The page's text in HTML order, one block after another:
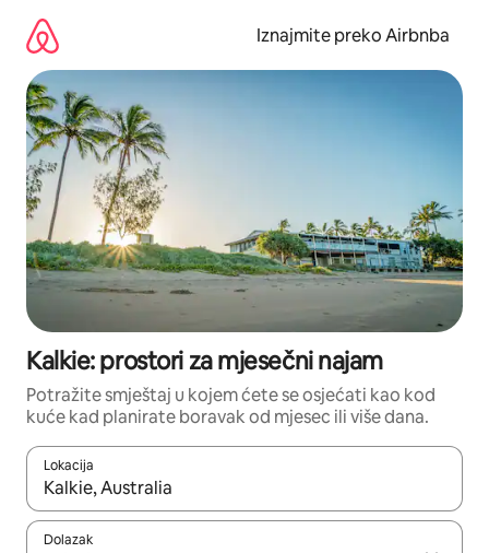
sadržaj
Iznajmite preko Airbnba
Kalkie: prostori za mjesečni najam
Potražite smještaj u kojem ćete se osjećati kao kod
kuće kad planirate boravak od mjesec ili više dana.
Lokacija
Kada budu dostupni rezultati, moći ćete ih pregledati
Dolazak